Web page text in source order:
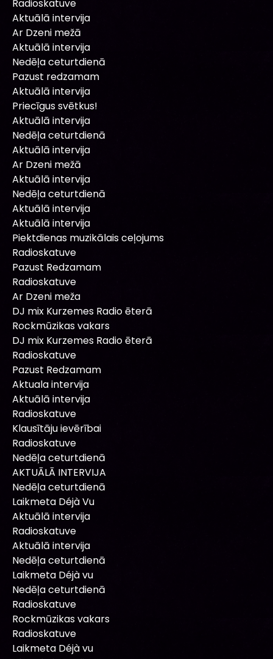
Radioskatuve
Aktuālā intervija
Ar Dzeni mežā
Aktuālā intervija
Nedēļa ceturtdienā
Pazust redzamam
Aktuālā intervija
Priecīgus svētkus!
Aktuālā intervija
Nedēļa ceturtdienā
Aktuālā intervija
Ar Dzeni mežā
Aktuālā intervija
Nedēļa ceturtdienā
Aktuālā intervija
Aktuālā intervija
Piektdienas muzikālais ceļojums
Radioskatuve
Pazust Redzamam
Radioskatuve
Ar Dzeni meža
DJ mix Kurzemes Radio ēterā
Rockmūzikas vakars
DJ mix Kurzemes Radio ēterā
Radioskatuve
Pazust Redzamam
Aktuala intervija
Aktuālā intervija
Radioskatuve
Klausītāju ievērībai
Radioskatuve
Nedēļa ceturtdienā
AKTUĀLĀ INTERVIJA
Nedēļa ceturtdienā
Laikmeta Déjà Vu
Aktuālā intervija
Radioskatuve
Aktuālā intervija
Nedēļa ceturtdienā
Laikmeta Déjà vu
Nedēļa ceturtdienā
Radioskatuve
Rockmūzikas vakars
Radioskatuve
Laikmeta Déjà vu